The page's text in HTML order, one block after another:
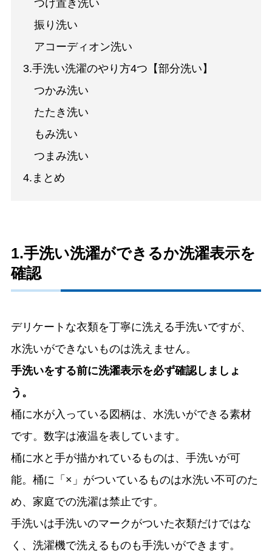
つけ置き洗い
振り洗い
アコーディオン洗い
3.手洗い洗濯のやり方4つ【部分洗い】
つかみ洗い
たたき洗い
もみ洗い
つまみ洗い
4.まとめ
1.手洗い洗濯ができるか洗濯表示を
確認
デリケートな衣類を丁寧に洗える手洗いですが、
水洗いができないものは洗えません。
手洗いをする前に洗濯表示を必ず確認しましょ
う。
桶に水が入っている図柄は、水洗いができる素材
です。数字は液温を表しています。
桶に水と手が描かれているものは、手洗いが可
能。桶に「×」がついているものは水洗い不可のた
め、家庭での洗濯は禁止です。
手洗いは手洗いのマークがついた衣類だけではな
く、洗濯機で洗えるものも手洗いができます。